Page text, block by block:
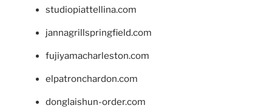
studiopiattellina.com
jannagrillspringfield.com
fujiyamacharleston.com
elpatronchardon.com
donglaishun-order.com